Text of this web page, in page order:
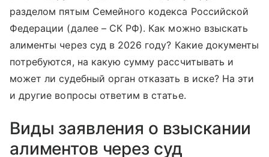
разделом пятым Семейного кодекса Российской
Федерации (далее – СК РФ). Как можно взыскать
алименты через суд в 2026 году? Какие документы
потребуются, на какую сумму рассчитывать и
может ли судебный орган отказать в иске? На эти
и другие вопросы ответим в статье.
Виды заявления о взыскании
алиментов через суд